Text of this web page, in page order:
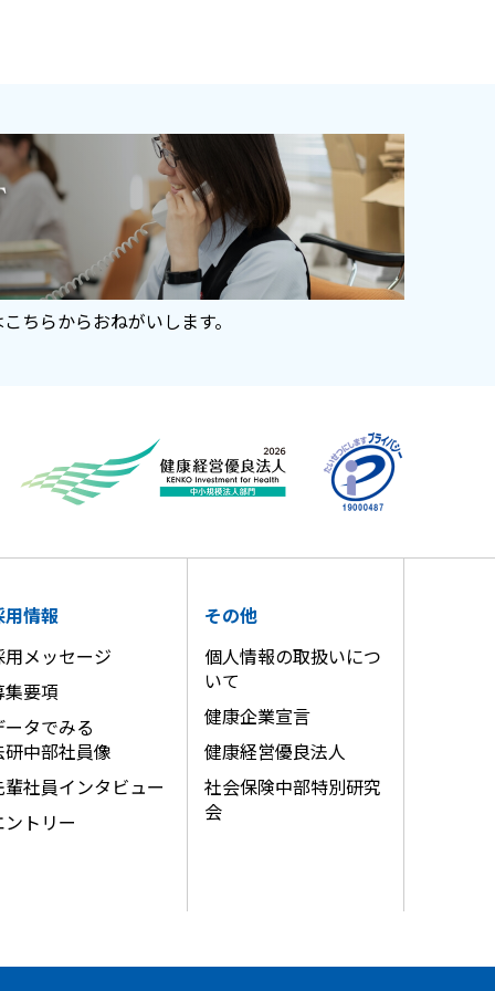
ちらからおねがいします。
用情報
用メッセージ
集要項
ータでみる
研中部社員像
輩社員インタビュー
ントリー
その他
個人情報の取扱いにつ
いて
健康企業宣言
健康経営優良法人
社会保険中部特別研究
会